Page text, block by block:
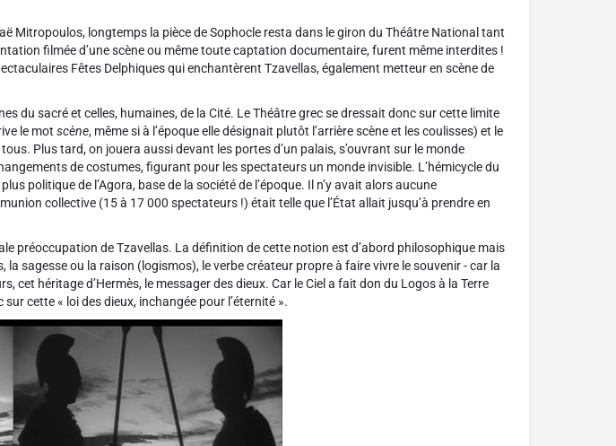
Mitropoulos, longtemps la pièce de Sophocle resta dans le giron du Théâtre National tant
filmée d’une scène ou même toute captation documentaire, furent même interdites !
Fêtes Delphiques qui enchantèrent Tzavellas, également metteur en scène de
du sacré et celles, humaines, de la Cité. Le Théâtre grec se dressait donc sur cette limite
le mot scène, même si à l’époque elle désignait plutôt l’arrière scène et les coulisses) et le
Plus tard, on jouera aussi devant les portes d’un palais, s’ouvrant sur le monde
de costumes, figurant pour les spectateurs un monde invisible. L’hémicycle du
politique de l’Agora, base de la société de l’époque. Il n’y avait alors aucune
collective (15 à 17 000 spectateurs !) était telle que l’État allait jusqu’à prendre en
préoccupation de Tzavellas. La définition de cette notion est d’abord philosophique mais
sagesse ou la raison (logismos), le verbe créateur propre à faire vivre le souvenir - car la
cet héritage d’Hermès, le messager des dieux. Car le Ciel a fait don du Logos à la Terre
cette « loi des dieux, inchangée pour l’éternité ».